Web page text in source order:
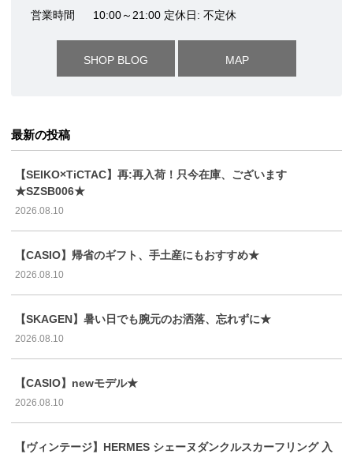
営業時間 10:00～21:00 定休日: 不定休
SHOP BLOG MAP
最新の投稿
【SEIKO×TiCTAC】再:再入荷！只今在庫、ございます
★SZSB006★
2026.08.10
【CASIO】帰省のギフト、手土産にもおすすめ★
2026.08.10
【SKAGEN】暑い日でも腕元のお洒落、忘れずに★
2026.08.10
【CASIO】newモデル★
2026.08.10
【ヴィンテージ】HERMES シェーヌダンクルスカーフリング 入